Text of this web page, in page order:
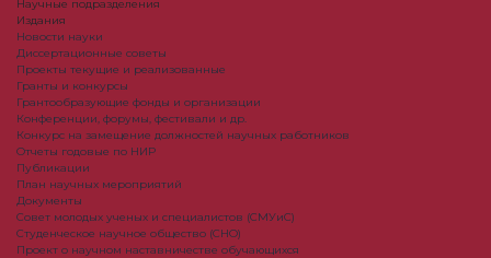
Научные подразделения
Издания
Новости науки
Диссертационные советы
Проекты текущие и реализованные
Гранты и конкурсы
Грантообразующие фонды и организации
Конференции, форумы, фестивали и др.
Конкурс на замещение должностей научных работников
Отчеты годовые по НИР
Публикации
План научныx мероприятий
Документы
Совет молодых ученых и специалистов (СМУиС)
Студенческое научное общество (СНО)
Проект о научном наставничестве обучающихся